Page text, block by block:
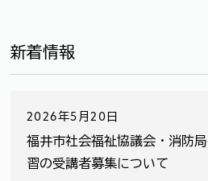
新着情報
2026年5月20日
福井市社会福祉協議会・消防
習の受講者募集について